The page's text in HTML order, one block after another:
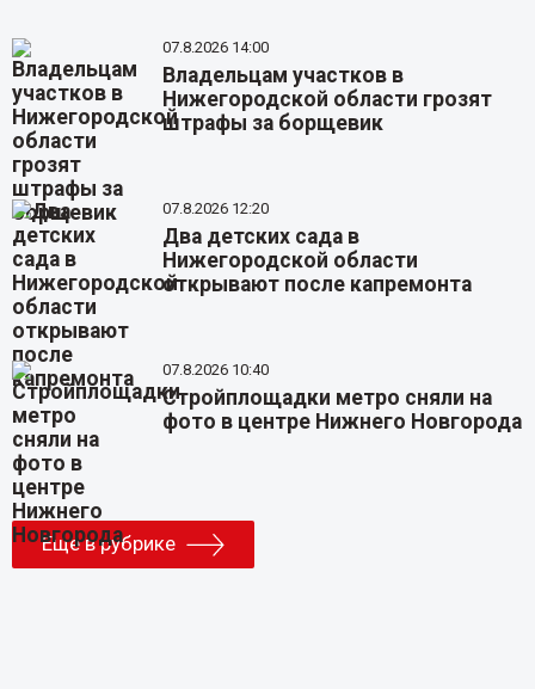
07.8.2026 14:00
Владельцам участков в
Нижегородской области грозят
штрафы за борщевик
07.8.2026 12:20
Два детских сада в
Нижегородской области
открывают после капремонта
07.8.2026 10:40
Стройплощадки метро сняли на
фото в центре Нижнего Новгорода
Еще в рубрике